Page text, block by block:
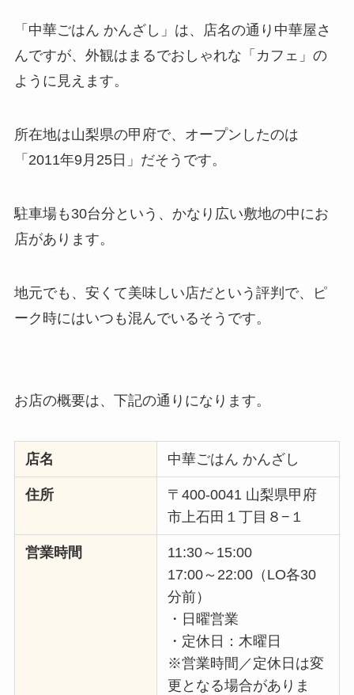
「中華ごはん かんざし」は、店名の通り中華屋さ
んですが、外観はまるでおしゃれな「カフェ」の
ように見えます。
所在地は山梨県の甲府で、オープンしたのは
「2011年9月25日」だそうです。
駐車場も30台分という、かなり広い敷地の中にお
店があります。
地元でも、安くて美味しい店だという評判で、ピ
ーク時にはいつも混んでいるそうです。
お店の概要は、下記の通りになります。
店名 中華ごはん かんざし
住所
〒400-0041 山梨県甲府
市上石田１丁目８−１
営業時間
11:30～15:00
17:00～22:00（LO各30
分前）
・日曜営業
・定休日：木曜日
※営業時間／定休日は変
更となる場合がありま